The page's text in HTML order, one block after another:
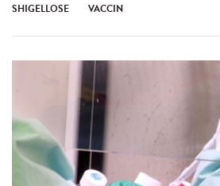
SHIGELLOSE VACCIN